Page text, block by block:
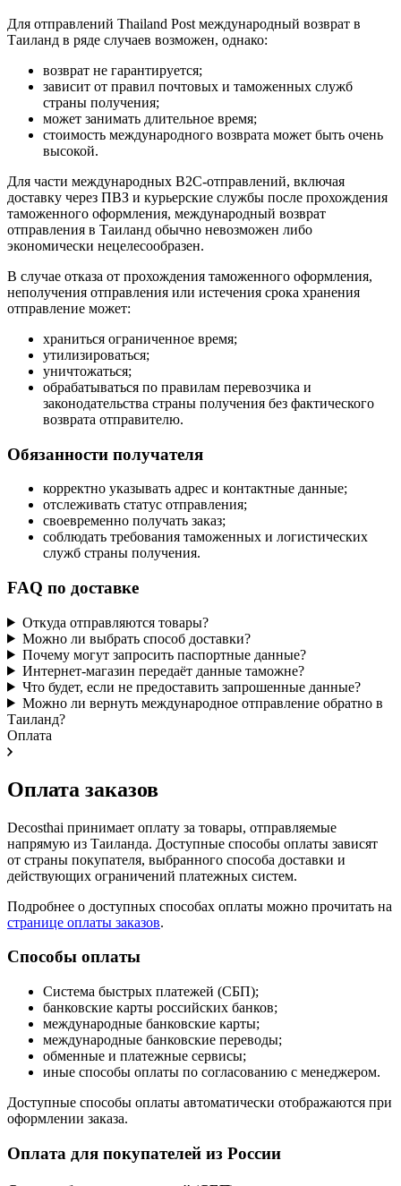
Для отправлений Thailand Post международный возврат в
Таиланд в ряде случаев возможен, однако:
возврат не гарантируется;
зависит от правил почтовых и таможенных служб
страны получения;
может занимать длительное время;
стоимость международного возврата может быть очень
высокой.
Для части международных B2C-отправлений, включая
доставку через ПВЗ и курьерские службы после прохождения
таможенного оформления, международный возврат
отправления в Таиланд обычно невозможен либо
экономически нецелесообразен.
В случае отказа от прохождения таможенного оформления,
неполучения отправления или истечения срока хранения
отправление может:
храниться ограниченное время;
утилизироваться;
уничтожаться;
обрабатываться по правилам перевозчика и
законодательства страны получения без фактического
возврата отправителю.
Обязанности получателя
корректно указывать адрес и контактные данные;
отслеживать статус отправления;
своевременно получать заказ;
соблюдать требования таможенных и логистических
служб страны получения.
FAQ по доставке
Откуда отправляются товары?
Можно ли выбрать способ доставки?
Почему могут запросить паспортные данные?
Интернет-магазин передаёт данные таможне?
Что будет, если не предоставить запрошенные данные?
Можно ли вернуть международное отправление обратно в
Таиланд?
Оплата
Оплата заказов
Decosthai принимает оплату за товары, отправляемые
напрямую из Таиланда. Доступные способы оплаты зависят
от страны покупателя, выбранного способа доставки и
действующих ограничений платежных систем.
Подробнее о доступных способах оплаты можно прочитать на
странице оплаты заказов.
Способы оплаты
Система быстрых платежей (СБП);
банковские карты российских банков;
международные банковские карты;
международные банковские переводы;
обменные и платежные сервисы;
иные способы оплаты по согласованию с менеджером.
Доступные способы оплаты автоматически отображаются при
оформлении заказа.
Оплата для покупателей из России